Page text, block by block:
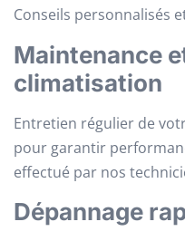
Conseils personnalisés
Maintenance
climatisation
Entretien régulier de
pour garantir
effectué par nos
Dépannage